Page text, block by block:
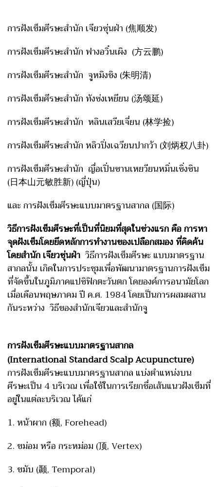
การฝังเข็มศีรษะสำนัก เจียวซุ่นฝ่า (焦顺发)
การฝังเข็มศีรษะสำนัก ฟางอวิ๋นเผิง (方云鹏)
การฝังเข็มศีรษะสำนัก จูหมิงชิง (朱明清)
การฝังเข็มศีรษะสำนัก ทังซ่งเหยียน (汤颂延)
การฝังเข็มศีรษะสำนัก หลินเสวียเจี่ยน (林学捡)
การฝังเข็มศีรษะสำนัก หลิวปิ่งเฉวียนปากว้า (刘炳权八卦)
การฝังเข็มศีรษะสำนัก ญื่อเปิ่นซานเหยวียนหมิ่นเซิ่งซิน
(日本山元敏胜新) (ญี่ปุ่น)
และ การฝังเข็มศีรษะแบบมาตรฐานสากล (国际)
วิธีการฝังเข็มศีรษะที่เป็นที่นิยมที่สุดในช่วงแรก คือ การหา
จุดฝังเข็มโดยยึดหลักการทำงานของเปลือกสมอง ที่คิดค้น
โดยสำนัก เจียวซุ่นฝ่า วิธีการฝังเข็มศีรษะ แบบมาตรฐาน
สากลนั้น เกิดในการประชุมเพื่อพัฒนามาตรฐานการฝังเข็ม
ที่จัดขึ้นในภูมิภาคแปซิฟิกตะวันตก โดยองค์การอนามัยโลก
เมื่อเดือนพฤษภาคม ปี ค.ศ. 1984 โดยเป็นการผสมผสาน
กันระหว่าง วิธีของสำนักเจียวและสำนักจู
การฝังเข็มศีรษะแบบมาตรฐานสากล
(International Standard Scalp Acupuncture)
การฝังเข็มศีรษะแบบมาตรฐานสากล แบ่งตำแหน่งบน
ศีรษะเป็น 4 บริเวณ เพื่อใช้ในการเรียกชื่อเส้นแนวฝังเข็มที่
อยู่ในแต่ละบริเวณ ได้แก่
1. หน้าผาก (额, Forehead)
2. ขม่อม หรือ กระหม่อม (顶, Vertex)
3. ขมับ (颞, Temporal)